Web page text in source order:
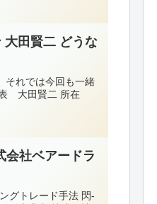
大田賢二 どうな
それでは今回も一緒
大田賢二 所在
社ベアードラ
グトレード手法 閃-